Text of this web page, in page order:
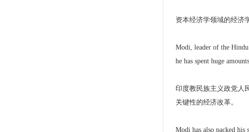
资本经济学领域的经济
Modi, leader of the Hindu
he has spent huge
印度教民族主义政党人
关键性的经济改革。
Modi has also packed